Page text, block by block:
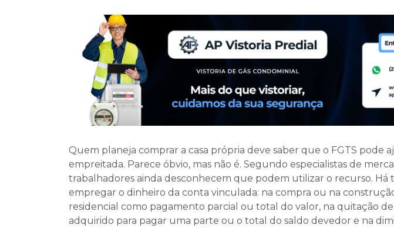
Quem planeja comprar a casa própria deve saber que o FGTS pode
empreitada. Parece óbvio, mas não é. Segundo especialistas de
trabalhadores ainda desconhecem que podem utilizar o recurso. Há
empregar o dinheiro da conta vinculada: na compra ou na
residencial como pagamento parcial ou total do valor, na quitação
adquirido para pagar uma parte ou o total do saldo devedor e na